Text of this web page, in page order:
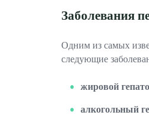
Заболевания
Одним из самых
следующие
жировой
алкогольный